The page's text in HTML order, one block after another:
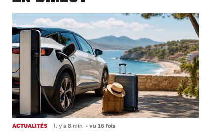
ACTUALITÉS Il y a 8 min • vu 16 fois